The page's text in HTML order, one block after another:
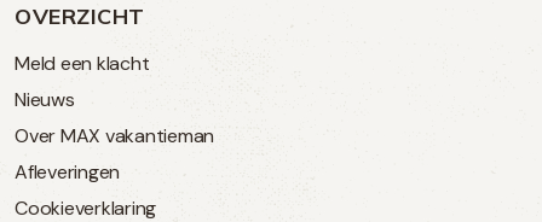
OVERZICHT
Meld een klacht
Nieuws
Over MAX vakantieman
Afleveringen
Cookieverklaring